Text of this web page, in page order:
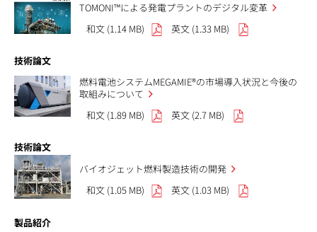
TOMONI™による発電プラントのデジタル変革
和文 (1.14 MB)
英文 (1.33 MB)
技術論文
燃料電池システムMEGAMIE®の市場導入状況と今後の
取組みについて
和文 (1.89 MB)
英文 (2.7 MB)
技術論文
バイオジェット燃料製造技術の開発
和文 (1.05 MB)
英文 (1.03 MB)
製品紹介